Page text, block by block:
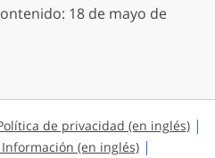
18 de mayo de
de privacidad (en inglés)
(en inglés)